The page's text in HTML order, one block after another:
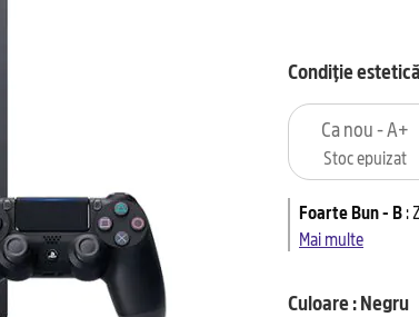
Condiție estetică
Ca nou - A+
Stoc epuizat
Foarte Bun - B:
Mai multe
Culoare : Negru